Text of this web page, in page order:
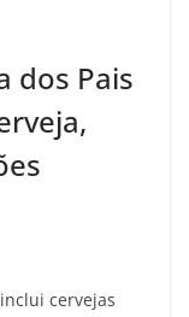
dos Pais
cervejas